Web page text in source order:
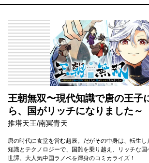
王朝無双〜現代知識で唐の王子
ら、国がリッチになりました～
推塔天王/南冥青天
唐の時代に食堂を営む趙辰。だがその中身は、転生
知識とテクノロジーで、国難を乗り越え、リッチな
世譚。大人気中国ラノベを渾身のコミカライズ！